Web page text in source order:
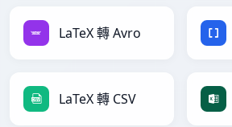
LaTeX 轉 Avro
LaTeX 轉 CSV